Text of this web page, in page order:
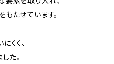
もたせています。
くく、
た。